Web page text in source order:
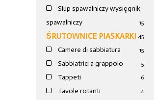
Słup spawalniczy wysięgnik
spawalniczy
15
ŚRUTOWNICE PIASKARKI 45
Camere di sabbiatura 15
Sabbiatrici a grappolo 5
Tappeti 6
Tavole rotanti 4